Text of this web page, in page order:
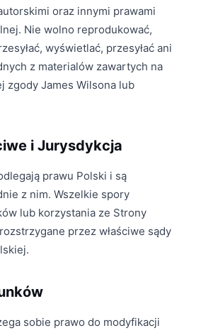
oraz innymi prawami
Nie wolno reprodukować,
wyświetlać, przesyłać ani
z materialów zawartych na
zgody James Wilsona lub
i Jurysdykcja
prawu Polski i są
z nim. Wszelkie spory
lub korzystania ze Strony
przez właściwe sądy
sobie prawo do modyfikacji